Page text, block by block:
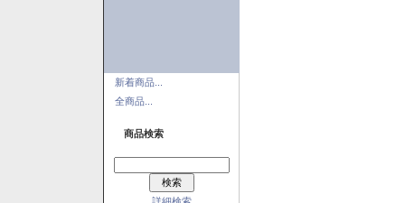
新着商品...
全商品...
商品検索
詳細検索